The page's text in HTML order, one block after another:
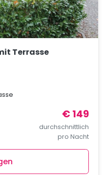
Terrasse
€ 149
durchschnittlich
pro Nacht